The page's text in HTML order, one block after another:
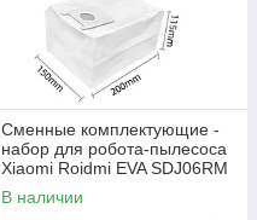
Сменные комплектующие -
набор для робота-пылесоса
Xiaomi Roidmi EVA SDJ06RM
В наличии